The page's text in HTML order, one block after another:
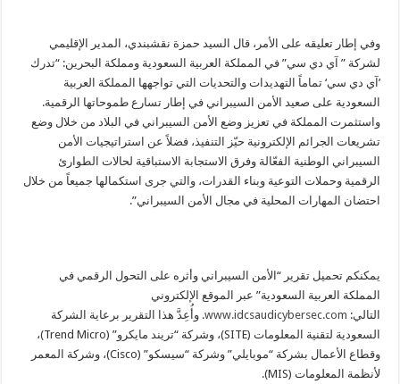
وفي إطار تعليقه على الأمر، قال السيد حمزة نقشبندي، المدير الإقليمي
لشركة ” آي دي سي” في المملكة العربية السعودية ومملكة البحرين: “تدرك
’آي دي سي‘ تماماً التهديدات والتحديات التي تواجهها المملكة العربية
السعودية على صعيد الأمن السيبراني في إطار تسارع طموحاتها الرقمية.
واستثمرت المملكة في تعزيز وضع الأمن السيبراني في البلاد من خلال وضع
تشريعات الجرائم الإلكترونية حيّز التنفيذ، فضلاً عن استراتيجيات الأمن
السيبراني الوطنية الفعّالة وفرق الاستجابة الاستباقية لحالات الطوارئ
الرقمية وحملات التوعية وبناء القدرات، والتي جرى استكمالها جميعاً من خلال
احتضان المهارات المحلية في مجال الأمن السيبراني”.
يمكنكم تحميل تقرير “الأمن السيبراني وأثره على التحول الرقمي في
المملكة العربية السعودية” عبر الموقع الإلكتروني
التالي: www.idcsaudicybersec.com. وأُعِدَّ هذا التقرير برعاية الشركة
السعودية لتقنية المعلومات (SITE)، وشركة “تريند مايكرو” (Trend Micro)،
وقطاع الأعمال بشركة “موبايلي” وشركة “سيسكو” (Cisco)، وشركة المعمر
لأنظمة المعلومات (MIS).